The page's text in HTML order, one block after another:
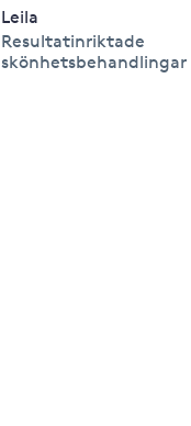
Leila
Resultatinriktade
skönhetsbehandlingar